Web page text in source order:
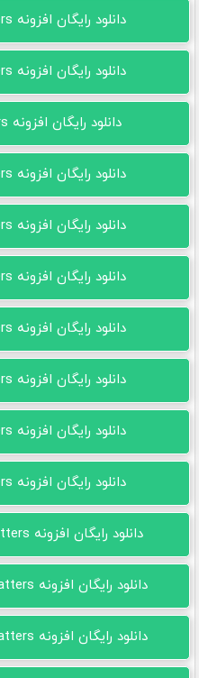
دانلود رایگان افزونه Perfmatters نسخه 2.2.2
دانلود رایگان افزونه Perfmatters نسخه 2.2.1
دانلود رایگان افزونه Perfmatters نسخه 2.2
دانلود رایگان افزونه Perfmatters نسخه 2.1.8
دانلود رایگان افزونه Perfmatters نسخه 2.1.7
دانلود رایگان افزونه Perfmatters نسخه 2.1.6
دانلود رایگان افزونه Perfmatters نسخه 2.1.4
دانلود رایگان افزونه Perfmatters نسخه 2.1.3
دانلود رایگان افزونه Perfmatters نسخه 2.1.2
دانلود رایگان افزونه Perfmatters نسخه 2.1.1
دانلود رایگان افزونه Perfmatters فارسی نسخه 2.1
دانلود رایگان افزونه Perfmatters فارسی نسخه 2.0.9
دانلود رایگان افزونه Perfmatters فارسی نسخه 2.0.8